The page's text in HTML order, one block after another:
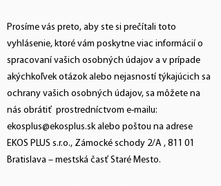
Prosíme vás preto, aby ste si prečítali toto
vyhlásenie, ktoré vám poskytne viac informácií o
spracovaní vašich osobných údajov a v prípade
akýchkoľvek otázok alebo nejasností týkajúcich sa
ochrany vašich osobných údajov, sa môžete na
nás obrátiť prostredníctvom e-mailu:
ekosplus@ekosplus.skalebo poštou na adrese
EKOS PLUS s.r.o., Zámocké schody 2/A , 811 01
Bratislava – mestská časť Staré Mesto.